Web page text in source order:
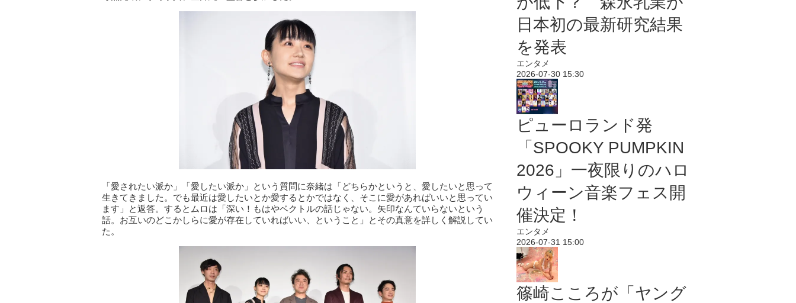
「愛されたい派か」「愛したい派か」という質問に奈緒は「どちらかというと、愛したいと思って
生きてきました。でも最近は愛したいとか愛するとかではなく、そこに愛があればいいと思ってい
ます」と返答。するとムロは「深い！もはやベクトルの話じゃない。矢印なんていらないという
話。お互いのどこかしらに愛が存在していればいい、ということ」とその真意を詳しく解説してい
た。
日本初の最新研究結果
を発表
エンタメ
2026-07-30 15:30
ピューロランド発
「SPOOKY PUMPKIN
2026」一夜限りのハロ
ウィーン音楽フェス開
催決定！
エンタメ
2026-07-31 15:00
篠崎こころが「ヤング